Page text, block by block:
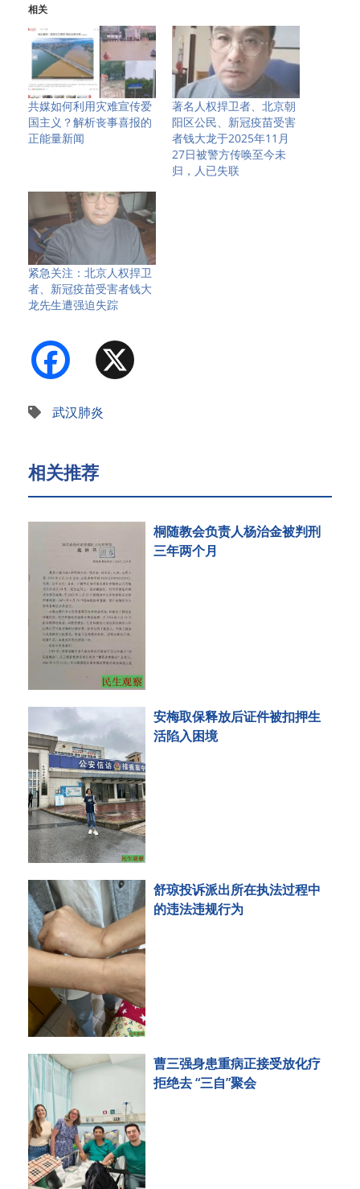
相关
共媒如何利用灾难宣传爱
国主义？解析丧事喜报的
正能量新闻
著名人权捍卫者、北京朝
阳区公民、新冠疫苗受害
者钱大龙于2025年11月
27日被警方传唤至今未
归，人已失联
紧急关注：北京人权捍卫
者、新冠疫苗受害者钱大
龙先生遭强迫失踪
Facebook
武汉肺炎
相关推荐
桐随教会负责人杨治金被判刑
三年两个月
安梅取保释放后证件被扣押生
活陷入困境
舒琼投诉派出所在执法过程中
的违法违规行为
曹三强身患重病正接受放化疗
拒绝去 “三自”聚会